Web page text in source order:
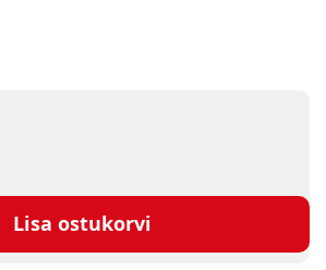
Lisa ostukorvi